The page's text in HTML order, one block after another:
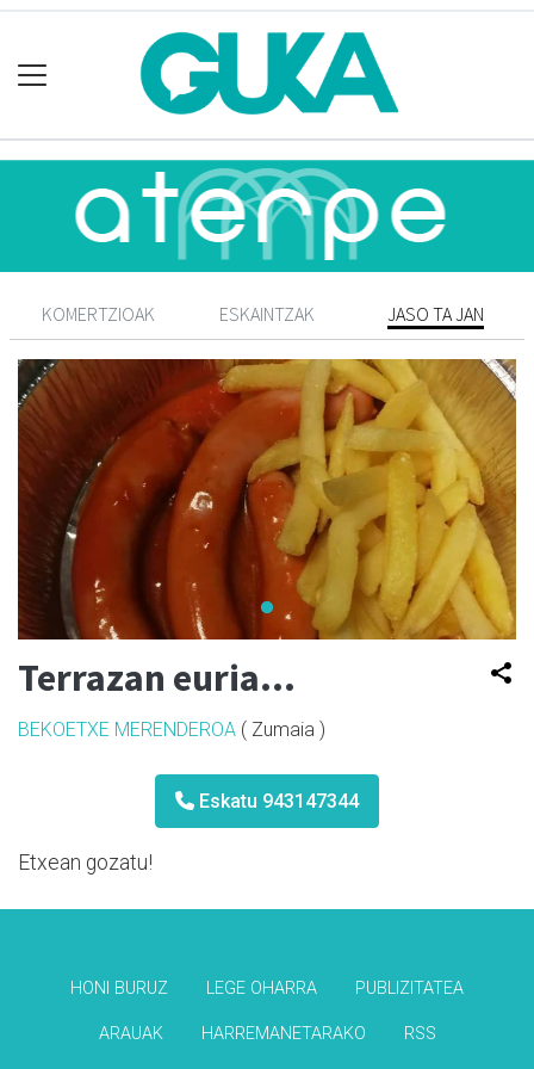
KOMERTZIOAK ESKAINTZAK JASO TA JAN
Terrazan euria...
BEKOETXE MERENDEROA ( Zumaia )
Eskatu 943147344
Etxean gozatu!
HONI BURUZ LEGE OHARRA PUBLIZITATEA
ARAUAK HARREMANETARAKO RSS